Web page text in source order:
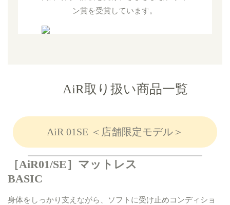
ン賞を受賞しています。
AiR取り扱い商品一覧
AiR 01SE ＜店舗限定モデル＞
［AiR01/SE］マットレス
BASIC
身体をしっかり支えながら、ソフトに受け止めコンディショ